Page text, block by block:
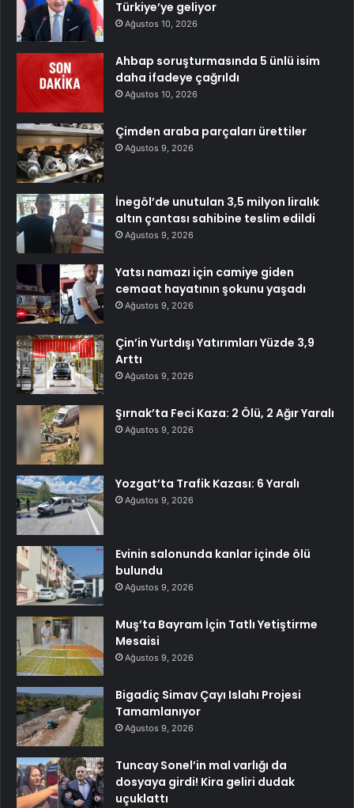
Türkiye’ye geliyor
Ağustos 10, 2026
Ahbap soruşturmasında 5 ünlü isim
daha ifadeye çağrıldı
Ağustos 10, 2026
Çimden araba parçaları ürettiler
Ağustos 9, 2026
İnegöl’de unutulan 3,5 milyon liralık
altın çantası sahibine teslim edildi
Ağustos 9, 2026
Yatsı namazı için camiye giden
cemaat hayatının şokunu yaşadı
Ağustos 9, 2026
Çin’in Yurtdışı Yatırımları Yüzde 3,9
Arttı
Ağustos 9, 2026
Şırnak’ta Feci Kaza: 2 Ölü, 2 Ağır Yaralı
Ağustos 9, 2026
Yozgat’ta Trafik Kazası: 6 Yaralı
Ağustos 9, 2026
Evinin salonunda kanlar içinde ölü
bulundu
Ağustos 9, 2026
Muş’ta Bayram İçin Tatlı Yetiştirme
Mesaisi
Ağustos 9, 2026
Bigadiç Simav Çayı Islahı Projesi
Tamamlanıyor
Ağustos 9, 2026
Tuncay Sonel’in mal varlığı da
dosyaya girdi! Kira geliri dudak
uçuklattı